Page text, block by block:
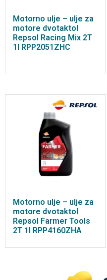
Motorno ulje – ulje za
motore dvotaktol
Repsol Racing Mix 2T
1l RPP2051ZHC
Motorno ulje – ulje za
motore dvotaktol
Repsol Farmer Tools
2T 1l RPP4160ZHA